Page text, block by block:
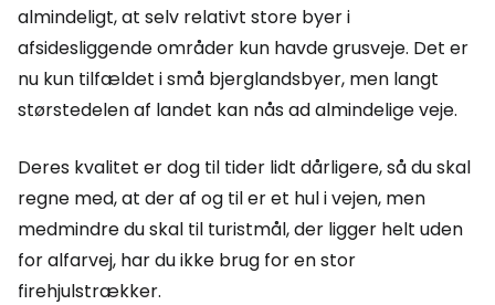
almindeligt, at selv relativt store byer i
afsidesliggende områder kun havde grusveje. Det er
nu kun tilfældet i små bjerglandsbyer, men langt
størstedelen af landet kan nås ad almindelige veje.
Deres kvalitet er dog til tider lidt dårligere, så du skal
regne med, at der af og til er et hul i vejen, men
medmindre du skal til turistmål, der ligger helt uden
for alfarvej, har du ikke brug for en stor
firehjulstrækker.